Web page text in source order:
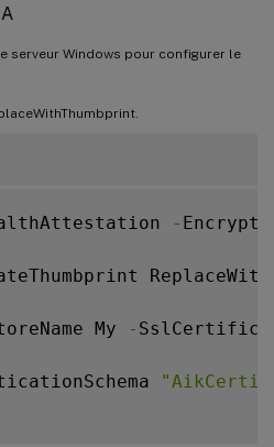
serveur Windows pour configurer le
-
My -